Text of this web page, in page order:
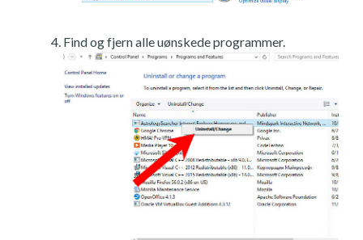
Find og fjern alle uønskede programmer.